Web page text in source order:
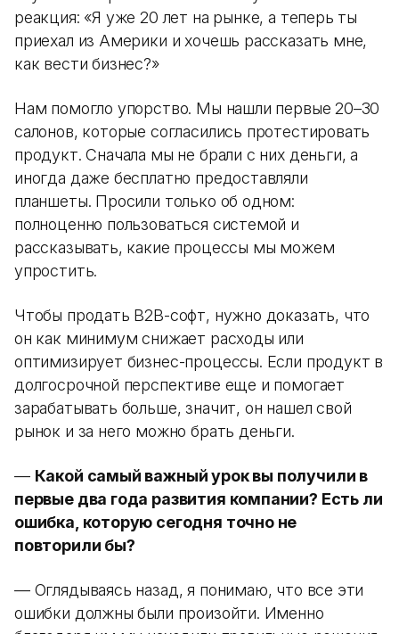
реакция: «Я уже 20 лет на рынке, а теперь ты
приехал из Америки и хочешь рассказать мне,
как вести бизнес?»
Нам помогло упорство. Мы нашли первые 20–30
салонов, которые согласились протестировать
продукт. Сначала мы не брали с них деньги, а
иногда даже бесплатно предоставляли
планшеты. Просили только об одном:
полноценно пользоваться системой и
рассказывать, какие процессы мы можем
упростить.
Чтобы продать B2B-софт, нужно доказать, что
он как минимум снижает расходы или
оптимизирует бизнес-процессы. Если продукт в
долгосрочной перспективе еще и помогает
зарабатывать больше, значит, он нашел свой
рынок и за него можно брать деньги.
— Какой самый важный урок вы получили в
первые два года развития компании? Есть ли
ошибка, которую сегодня точно не
повторили бы?
— Оглядываясь назад, я понимаю, что все эти
ошибки должны были произойти. Именно